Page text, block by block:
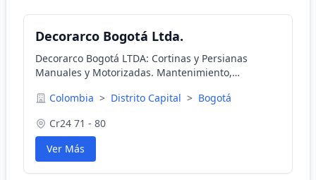
Decorarco Bogotá Ltda.
Decorarco Bogotá LTDA: Cortinas y Persianas
Manuales y Motorizadas. Mantenimiento,
Bambulitas, Pánel Japonés, Sheer Elegance, Solar
Colombia > Distrito Capital > Bogotá
Cr24 71 - 80
Ver Más